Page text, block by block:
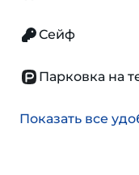
Сейф
Парковка на
Показать все